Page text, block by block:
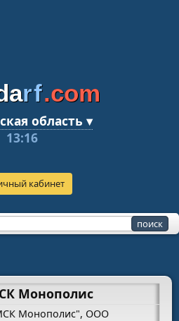
rf.com
область ▾
13:16
кабинет
Монополис
Монополис", ООО